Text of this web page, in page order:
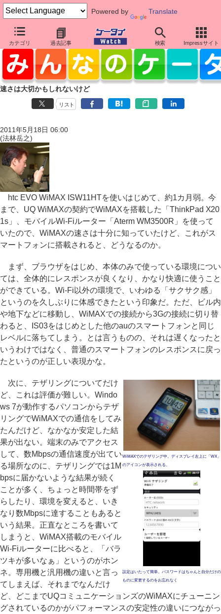
Powered by Translate
カテゴリ 過去記事 検索 Impressサイト
速さは大切かもしれないけど
リスト
2011年5月18日 06:00
(法林岳之)
htc EVO WiMAX ISW11HTを使いはじめて、約1カ月弱。今
まで、UQ WiMAXの契約でWiMAXを搭載した「ThinkPad X20
1s」、モバイルWi-Fiルーター「Aterm WM3500R」を使って
いたので、WiMAXの速さは十分に知っていたけど、これがス
マートフォンに搭載されると、どうなるのか。
まず、ブラウザをはじめ、本体のみで使っている環境につい
ては、全体的にレスポンスが良くなり、かなり快適に使うこと
ができている。Wi-Fi以外の環境で、いわゆる「サクサク感」
というのを久しぶりに体感できたという印象だ。ただ、ビル内
や地下などに移動し、WiMAXでの接続から3Gの接続に切り替
わると、IS03をはじめとした他のauのスマートフォンと同じ
レベルに落ちてしまう。とは言うものの、それは遅くなったと
いうわけではなく、普通のスマートフォンのレスポンスに戻っ
たというのが正しい表現かな。
WiMAXでのテザリング中。ディスプレイ左上に「WX」
のアイコンが表示される。
設定はいたって簡単。パスワードはちゃんと自分だけの
ものに変更するのをお忘れなく
次に、テザリングについてだけ
ど、これは評価が難しい。Windo
ws 7が動作するパソコンからテザ
リングでWiMAXでの通信をしてみ
たんだけど、なかなか安定した結
果が出ない。端末のみでアクセス
して、数Mbpsの通信速度が出てい
る場所なのに、テザリングでは1M
bpsに届かないような結果が続く
ことが多く、ちょっと時間帯をず
らしたり、環境を変えると、いき
なり数Mbpsに達することもあると
いう結果。正直なところを書いて
しまうと、WiMAX搭載のモバイル
Wi-Fiルーターに比べると、「バラ
ツキが多いなぁ」というのがホン
ネ。専用機と汎用機の違いと言っ
てしまえば、それまでなんだけ
ど、どこまでUQコミュニケーションズのWiMAXにチューニン
グされているのかがパフォーマンスの安定性の違いにつながっ